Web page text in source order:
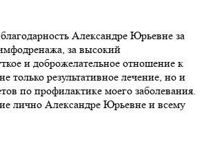
Александре Юрьевне за
за высокий
и доброжелательное отношение к
только результативное лечение, но и
по профилактике моего заболевания.
лично Александре Юрьевне и всему